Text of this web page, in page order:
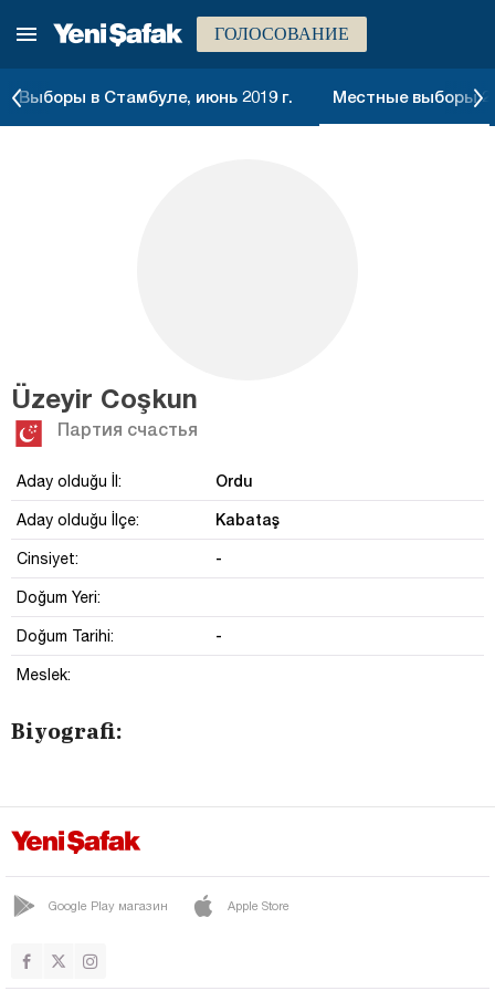
ГОЛОСОВАНИЕ
Выборы в Стамбуле, июнь 2019 г. Местные выборы
Üzeyir Coşkun
Партия счастья
Aday olduğu İl: Ordu
Aday olduğu İlçe: Kabataş
Cinsiyet: -
Doğum Yeri:
Doğum Tarihi: -
Meslek:
Biyografi:
Google Play магазин Apple Store